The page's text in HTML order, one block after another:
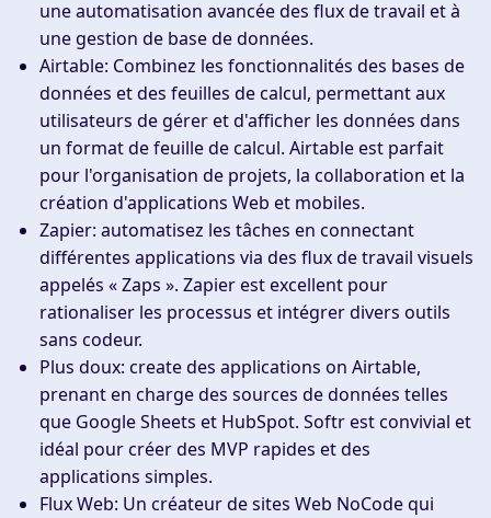
une automatisation avancée des flux de travail et à
une gestion de base de données.
Airtable: Combinez les fonctionnalités des bases de
données et des feuilles de calcul, permettant aux
utilisateurs de gérer et d'afficher les données dans
un format de feuille de calcul. Airtable est parfait
pour l'organisation de projets, la collaboration et la
création d'applications Web et mobiles.
Zapier: automatisez les tâches en connectant
différentes applications via des flux de travail visuels
appelés « Zaps ». Zapier est excellent pour
rationaliser les processus et intégrer divers outils
sans codeur.
Plus doux: create des applications on Airtable,
prenant en charge des sources de données telles
que Google Sheets et HubSpot. Softr est convivial et
idéal pour créer des MVP rapides et des
applications simples.
Flux Web: Un créateur de sites Web NoCode qui